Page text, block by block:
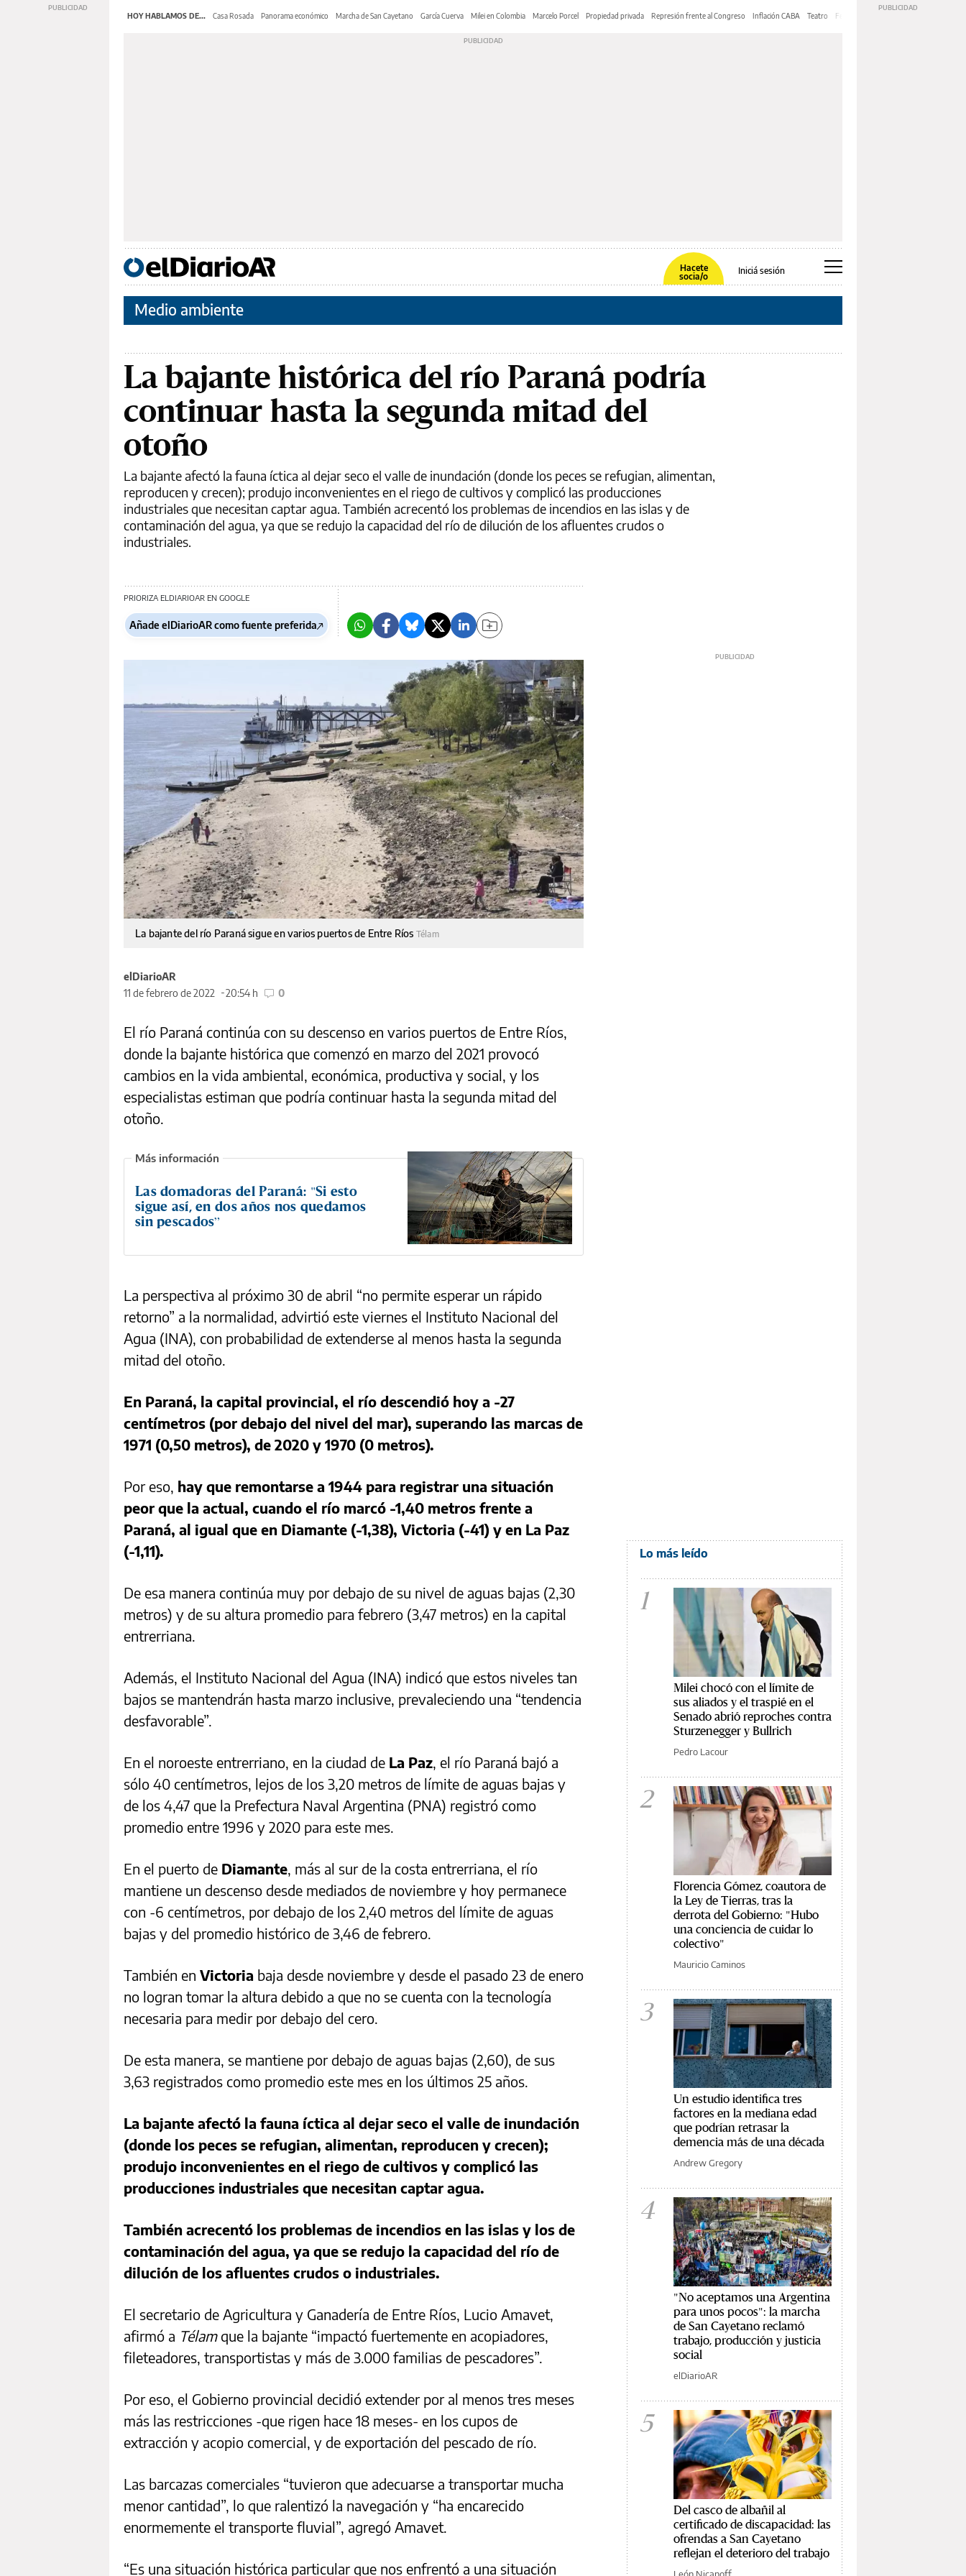
HOY HABLAMOS DE... Casa Rosada Panorama económico Marcha de San Cayetano García Cuerva Milei en Colombia Marcelo Porcel Propiedad privada Represión frente al Congreso Inflación CABA Teatro Feria de Editores
Hacete
socia/o
Iniciá sesión
Medio ambiente
La bajante histórica del río Paraná podría
continuar hasta la segunda mitad del
otoño
La bajante afectó la fauna íctica al dejar seco el valle de inundación (donde los peces se refugian, alimentan,
reproducen y crecen); produjo inconvenientes en el riego de cultivos y complicó las producciones
industriales que necesitan captar agua. También acrecentó los problemas de incendios en las islas y de
contaminación del agua, ya que se redujo la capacidad del río de dilución de los afluentes crudos o
industriales.
PRIORIZA ELDIARIOAR EN GOOGLE
Añade elDiarioAR como fuente preferida
La bajante del río Paraná sigue en varios puertos de Entre Ríos Télam
elDiarioAR
11 de febrero de 2022
20:54 h 0
El río Paraná continúa con su descenso en varios puertos de Entre Ríos,
donde la bajante histórica que comenzó en marzo del 2021 provocó
cambios en la vida ambiental, económica, productiva y social, y los
especialistas estiman que podría continuar hasta la segunda mitad del
otoño.
Las domadoras del Paraná: "Si esto
sigue así, en dos años nos quedamos
sin pescados”
La perspectiva al próximo 30 de abril “no permite esperar un rápido
retorno” a la normalidad, advirtió este viernes el Instituto Nacional del
Agua (INA), con probabilidad de extenderse al menos hasta la segunda
mitad del otoño.
En Paraná, la capital provincial, el río descendió hoy a -27
centímetros (por debajo del nivel del mar), superando las marcas de
1971 (0,50 metros), de 2020 y 1970 (0 metros).
Por eso, hay que remontarse a 1944 para registrar una situación
peor que la actual, cuando el río marcó -1,40 metros frente a
Paraná, al igual que en Diamante (-1,38), Victoria (-41) y en La Paz
(-1,11).
De esa manera continúa muy por debajo de su nivel de aguas bajas (2,30
metros) y de su altura promedio para febrero (3,47 metros) en la capital
entrerriana.
Además, el Instituto Nacional del Agua (INA) indicó que estos niveles tan
bajos se mantendrán hasta marzo inclusive, prevaleciendo una “tendencia
desfavorable”.
En el noroeste entrerriano, en la ciudad de La Paz, el río Paraná bajó a
sólo 40 centímetros, lejos de los 3,20 metros de límite de aguas bajas y
de los 4,47 que la Prefectura Naval Argentina (PNA) registró como
promedio entre 1996 y 2020 para este mes.
En el puerto de Diamante, más al sur de la costa entrerriana, el río
mantiene un descenso desde mediados de noviembre y hoy permanece
con -6 centímetros, por debajo de los 2,40 metros del límite de aguas
bajas y del promedio histórico de 3,46 de febrero.
También en Victoria baja desde noviembre y desde el pasado 23 de enero
no logran tomar la altura debido a que no se cuenta con la tecnología
necesaria para medir por debajo del cero.
De esta manera, se mantiene por debajo de aguas bajas (2,60), de sus
3,63 registrados como promedio este mes en los últimos 25 años.
La bajante afectó la fauna íctica al dejar seco el valle de inundación
(donde los peces se refugian, alimentan, reproducen y crecen);
produjo inconvenientes en el riego de cultivos y complicó las
producciones industriales que necesitan captar agua.
También acrecentó los problemas de incendios en las islas y los de
contaminación del agua, ya que se redujo la capacidad del río de
dilución de los afluentes crudos o industriales.
El secretario de Agricultura y Ganadería de Entre Ríos, Lucio Amavet,
afirmó a Télamque la bajante “impactó fuertemente en acopiadores,
fileteadores, transportistas y más de 3.000 familias de pescadores”.
Por eso, el Gobierno provincial decidió extender por al menos tres meses
más las restricciones -que rigen hace 18 meses- en los cupos de
extracción y acopio comercial, y de exportación del pescado de río.
Las barcazas comerciales “tuvieron que adecuarse a transportar mucha
menor cantidad”, lo que ralentizó la navegación y “ha encarecido
enormemente el transporte fluvial”, agregó Amavet.
“Es una situación histórica particular que nos enfrentó a una situación
Lo más leído
1
Milei chocó con el límite de
sus aliados y el traspié en el
Senado abrió reproches contra
Sturzenegger y Bullrich
Pedro Lacour
2
Florencia Gómez, coautora de
la Ley de Tierras, tras la
derrota del Gobierno: "Hubo
una conciencia de cuidar lo
colectivo"
Mauricio Caminos
3
Un estudio identifica tres
factores en la mediana edad
que podrían retrasar la
demencia más de una década
Andrew Gregory
4
"No aceptamos una Argentina
para unos pocos": la marcha
de San Cayetano reclamó
trabajo, producción y justicia
social
elDiarioAR
5
Del casco de albañil al
certificado de discapacidad: las
ofrendas a San Cayetano
reflejan el deterioro del trabajo
León Nicanoff